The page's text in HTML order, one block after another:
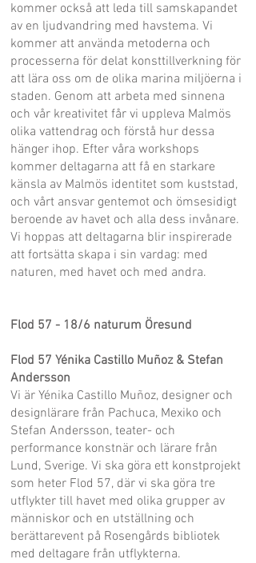
kommer också att leda till samskapandet
av en ljudvandring med havstema. Vi
kommer att använda metoderna och
processerna för delat konsttillverkning för
att lära oss om de olika marina miljöerna i
staden. Genom att arbeta med sinnena
och vår kreativitet får vi uppleva Malmös
olika vattendrag och förstå hur dessa
hänger ihop. Efter våra workshops
kommer deltagarna att få en starkare
känsla av Malmös identitet som kuststad,
och vårt ansvar gentemot och ömsesidigt
beroende av havet och alla dess invånare.
Vi hoppas att deltagarna blir inspirerade
att fortsätta skapa i sin vardag: med
naturen, med havet och med andra.
Flod 57 - 18/6 naturum Öresund
Flod 57 Yénika Castillo Muñoz & Stefan
Andersson
Vi är Yénika Castillo Muñoz, designer och
designlärare från Pachuca, Mexiko och
Stefan Andersson, teater- och
performance konstnär och lärare från
Lund, Sverige. Vi ska göra ett konstprojekt
som heter Flod 57, där vi ska göra tre
utflykter till havet med olika grupper av
människor och en utställning och
berättarevent på Rosengårds bibliotek
med deltagare från utflykterna.